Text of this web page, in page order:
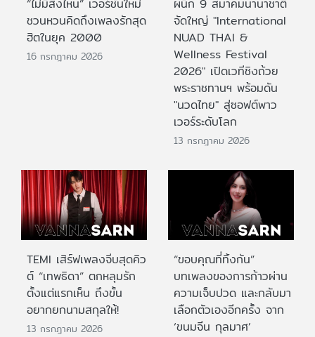
“ไม่มีสิ่งไหน” เวอร์ชันใหม่
ชวนหวนคิดถึงเพลงรักสุด
ฮิตในยุค 2000
16 กรกฎาคม 2026
ผนึก 9 สมาคมนานาชาติ
จัดใหญ่ "International
NUAD THAI &
Wellness Festival
2026" เปิดเวทีชิงถ้วย
พระราชทานฯ พร้อมดัน
"นวดไทย" สู่ซอฟต์พาว
เวอร์ระดับโลก
13 กรกฎาคม 2026
TEMI เสิร์ฟเพลงจีบสุดคิว
ต์ “เทพธิดา” ตกหลุมรัก
ตั้งแต่แรกเห็น ถึงขั้น
อยากยกนามสกุลให้!
13 กรกฎาคม 2026
“ขอบคุณที่ทิ้งกัน”
บทเพลงของการก้าวผ่าน
ความเจ็บปวด และกลับมา
เลือกตัวเองอีกครั้ง จาก
‘ขนมจีน กุลมาศ’